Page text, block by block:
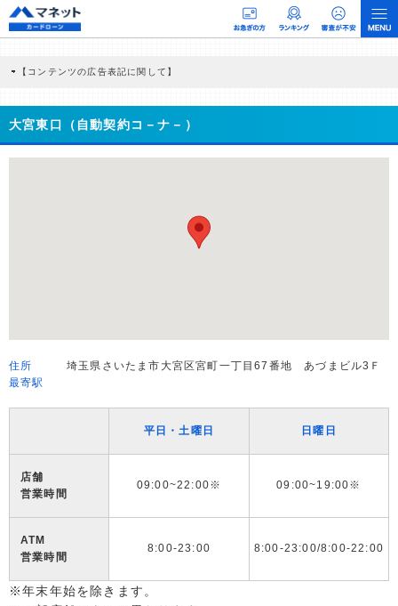
【コンテンツの広告表記に関して】
商品を根拠なくPRするものではなく、当編集部の調査／ユーザーへの口コミ収集な
どに基づき、公平性を担保した情報提供を行っています。
>提携企業一覧
大宮東口（自動契約コ－ナ－）
住所
埼玉県さいたま市大宮区宮町一丁目67番地 あづまビル3Ｆ
最寄駅
平日・土曜日 日曜日
店舗
営業時間
09:00~22:00※ 09:00~19:00※
ATM
営業時間
8:00-23:00 8:00-23:00/8:00-22:00
※年末年始を除きます。